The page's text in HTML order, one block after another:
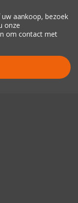
aankoop, bezoek
onze
om contact met